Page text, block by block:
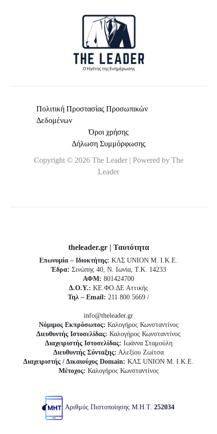
Πολιτική Προστασίας Προσωπικών
Δεδομένων
Όροι χρήσης
Δήλωση Συμμόρφωσης
Copyright © 2026 The Leader | Powered by The
Leader
theleader.gr | Ταυτότητα
Επωνυμία – Ιδιοκτήτης: ΚΛΣ UNION Μ. Ι.Κ.Ε.
Έδρα: Σινώπης 40, Ν. Ιωνία, Τ.Κ. 14233
ΑΦΜ: 801424700
Δ.Ο.Υ.: ΚΕ.ΦΟ.ΔΕ Αττικής
Τηλ – Email: 211 800 5669 /
info@theleader.gr
Νόμιμος Εκπρόσωπος: Καλογήρος Κωνσταντίνος
Διευθυντής Ιστοσελίδας: Καλογήρος Κωνσταντίνος
Διαχειριστής Ιστοσελίδας: Ιωάννα Σταμούλη
Διευθυντής Σύνταξης: Αλεξίου Ζωίτσα
Διαχειριστής / Δικαιούχος Domain: ΚΛΣ UNION Μ. Ι.Κ.Ε.
Μέτοχος: Καλογήρος Κωνσταντίνος
Αριθμός Πιστοποίησης Μ.Η.Τ. 252034